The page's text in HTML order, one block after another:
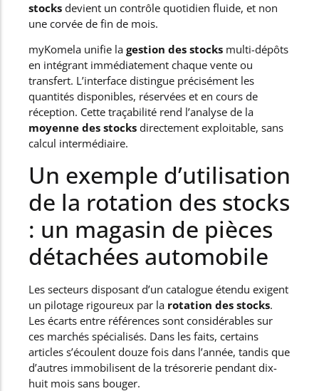
stocks devient un contrôle quotidien fluide, et non
une corvée de fin de mois.
myKomela unifie la gestion des stocks multi-dépôts
en intégrant immédiatement chaque vente ou
transfert. L’interface distingue précisément les
quantités disponibles, réservées et en cours de
réception. Cette traçabilité rend l’analyse de la
moyenne des stocks directement exploitable, sans
calcul intermédiaire.
Un exemple d’utilisation
de la rotation des stocks
: un magasin de pièces
détachées automobile
Les secteurs disposant d’un catalogue étendu exigent
un pilotage rigoureux par la rotation des stocks.
Les écarts entre références sont considérables sur
ces marchés spécialisés. Dans les faits, certains
articles s’écoulent douze fois dans l’année, tandis que
d’autres immobilisent de la trésorerie pendant dix-
huit mois sans bouger.